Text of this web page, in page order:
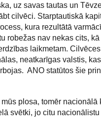
uz savas tautas un
cilvēci. Starptautiskā
kura rezultātā
robežas nav nekas cits,
laikmetam.
neatkarīgas valstis,
ANO statūtos šie
plosa, tomēr nacionālā
svētki, jo citu